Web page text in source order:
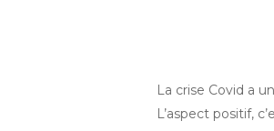
La crise Covid a
L’aspect positif,